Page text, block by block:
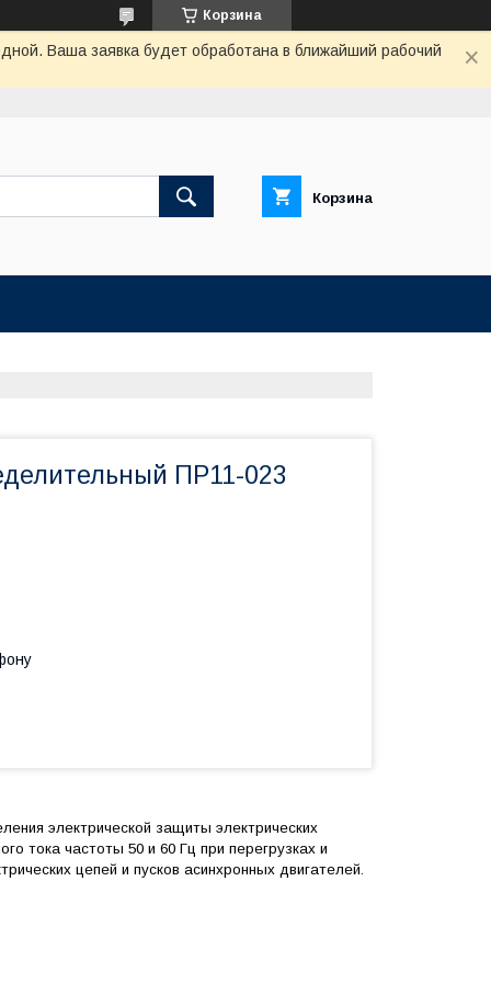
Корзина
Ваша заявка будет обработана в ближайший рабочий
Корзина
ПР11-023
электрической защиты электрических
тока частоты 50 и 60 Гц при перегрузках и
цепей и пусков асинхронных двигателей.